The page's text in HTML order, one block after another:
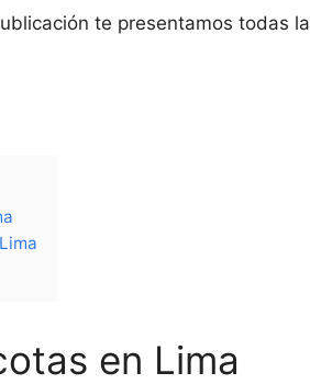
te presentamos todas
en Lima